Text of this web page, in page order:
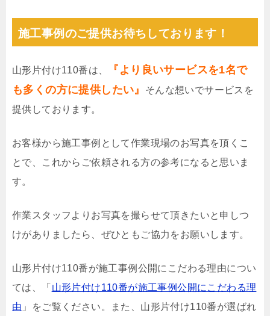
施工事例のご提供お待ちしております！
山形片付け110番は、
『より良いサービスを1名で
も多くの方に提供したい』
そんな想いでサービスを
提供しております。
お客様から施工事例として作業現場のお写真を頂くこ
とで、これからご依頼される方の参考になると思いま
す。
作業スタッフよりお写真を撮らせて頂きたいと申しつ
けがありましたら、ぜひともご協力をお願いします。
山形片付け110番が施工事例公開にこだわる理由につい
ては、「 山形片付け110番が施工事例公開にこだわる理
由 」をご覧ください。また、山形片付け110番が選ばれ